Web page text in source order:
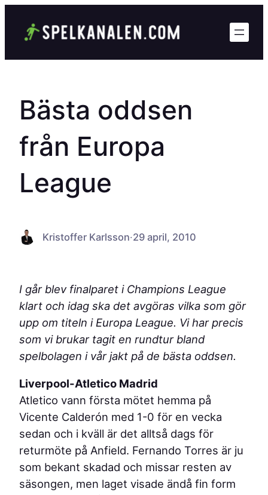
Bästa oddsen
från Europa
League
Kristoffer Karlsson·29 april, 2010
I går blev finalparet i Champions League
klart och idag ska det avgöras vilka som gör
upp om titeln i Europa League. Vi har precis
som vi brukar tagit en rundtur bland
spelbolagen i vår jakt på de bästa oddsen.
Liverpool-Atletico Madrid
Atletico vann första mötet hemma på
Vicente Calderón med 1-0 för en vecka
sedan och i kväll är det alltså dags för
returmöte på Anfield. Fernando Torres är ju
som bekant skadad och missar resten av
säsongen, men laget visade ändå fin form